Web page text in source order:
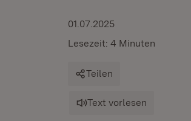
01.07.2025
Lesezeit: 4 Minuten
Teilen
Text vorlesen